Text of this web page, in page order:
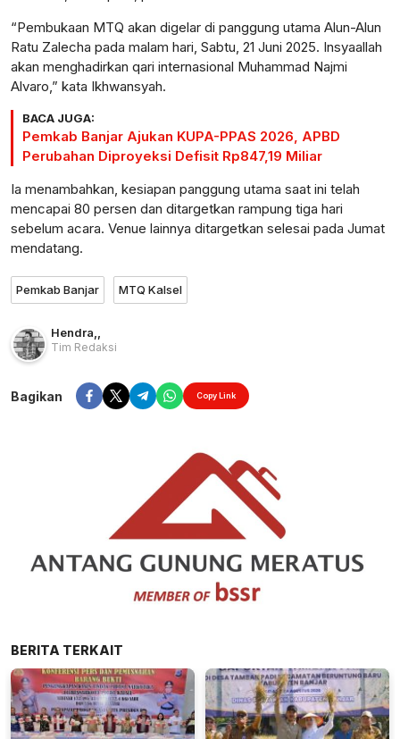
“Pembukaan MTQ akan digelar di panggung utama Alun-Alun
Ratu Zalecha pada malam hari, Sabtu, 21 Juni 2025. Insyaallah
akan menghadirkan qari internasional Muhammad Najmi
Alvaro,” kata Ikhwansyah.
BACA JUGA:
Pemkab Banjar Ajukan KUPA-PPAS 2026, APBD
Perubahan Diproyeksi Defisit Rp847,19 Miliar
Ia menambahkan, kesiapan panggung utama saat ini telah
mencapai 80 persen dan ditargetkan rampung tiga hari
sebelum acara. Venue lainnya ditargetkan selesai pada Jumat
mendatang.
Pemkab Banjar MTQ Kalsel
Hendra,,
Tim Redaksi
Bagikan Copy Link
BERITA TERKAIT